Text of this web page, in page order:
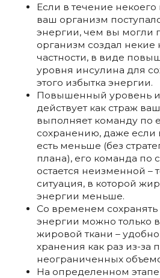
Если в течение
ваш организм
энергии, чем вы могли
организм создал некие
частности, в виде
уровня инсулина для
этого избытка энергии.
Повышенный уровень
действует как страж
выполняет команду по
сохранению, даже если
есть меньше (без
плана), его команда по
остается неизменной –
ситуация, в которой
энергии меньше.
Со временем сохранять
энергии можно только
жировой ткани –
хранения как раз из-за
неограниченных
На определенном этапе